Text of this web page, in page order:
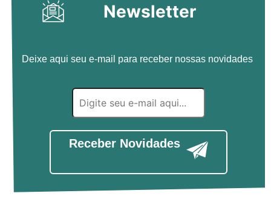
Newsletter
Deixe aqui seu e-mail para receber nossas novidades
Receber Novidades